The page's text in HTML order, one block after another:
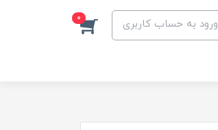
ورود به حساب کاربری 0